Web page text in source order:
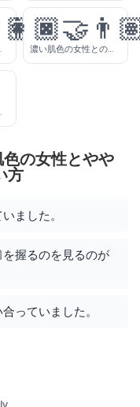
手を繋いで 濃い肌色の女性との肌色の男性が手を手を繋いで
繋いで
の女性とやや
方
ました。
握るのを見るのが
っていました。